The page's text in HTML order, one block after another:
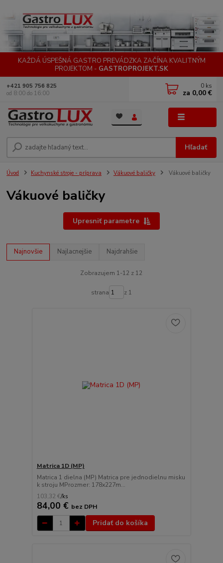
KAŽDÁ ÚSPEŠNÁ GASTRO PREVÁDZKA ZAČÍNA KVALITNÝM
PROJEKTOM - GASTROPROJEKT.SK
Hľadať
+421 905 756 825
od 8:00 do 16:00
0 ks
za 0,00 €
Úvod Kuchynské stroje - príprava Vákuové baličky Vákuové baličky
Vákuové baličky
Upresniť parametre
Najnovšie Najlacnejšie Najdrahšie
Zobrazujem 1-12 z 12
strana z 1
Matrica 1D (MP)
Matrica 1 dielna (MP) Matrica pre jednodielnu misku
k stroju MProzmer: 178x227m...
103,32 €/ks
84,00 € bez DPH
Pridať do košíka